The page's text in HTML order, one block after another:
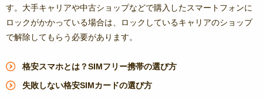
す。大手キャリアや中古ショップなどで購入したスマートフォンに
ロックがかかっている場合は、ロックしているキャリアのショップ
で解除してもらう必要があります。
格安スマホとは？SIMフリー携帯の選び方
失敗しない格安SIMカードの選び方